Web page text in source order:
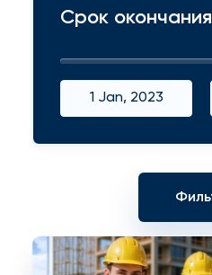
Срок окончания
1 Jan, 2023